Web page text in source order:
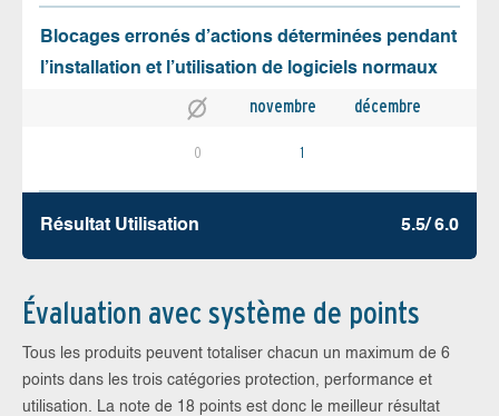
Blocages erronés d’actions déterminées pendant
l’installation et l’utilisation de logiciels normaux
novembre décembre
0 1
Résultat Utilisation 5.5/ 6.0
Évaluation avec système de points
Tous les produits peuvent totaliser chacun un maximum de 6
points dans les trois catégories protection, performance et
utilisation. La note de 18 points est donc le meilleur résultat